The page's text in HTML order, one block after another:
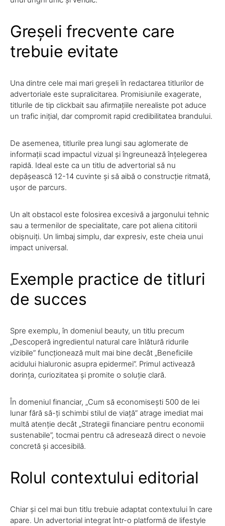
Greșeli frecvente care
trebuie evitate
Una dintre cele mai mari greșeli în redactarea titlurilor de
advertoriale este supralicitarea. Promisiunile exagerate,
titlurile de tip clickbait sau afirmațiile nerealiste pot aduce
un trafic inițial, dar compromit rapid credibilitatea brandului.
De asemenea, titlurile prea lungi sau aglomerate de
informații scad impactul vizual și îngreunează înțelegerea
rapidă. Ideal este ca un titlu de advertorial să nu
depășească 12-14 cuvinte și să aibă o construcție ritmată,
ușor de parcurs.
Un alt obstacol este folosirea excesivă a jargonului tehnic
sau a termenilor de specialitate, care pot aliena cititorii
obișnuiți. Un limbaj simplu, dar expresiv, este cheia unui
impact universal.
Exemple practice de titluri
de succes
Spre exemplu, în domeniul beauty, un titlu precum
„Descoperă ingredientul natural care înlătură ridurile
vizibile” funcționează mult mai bine decât „Beneficiile
acidului hialuronic asupra epidermei”. Primul activează
dorința, curiozitatea și promite o soluție clară.
În domeniul financiar, „Cum să economisești 500 de lei
lunar fără să-ți schimbi stilul de viață” atrage imediat mai
multă atenție decât „Strategii financiare pentru economii
sustenabile”, tocmai pentru că adresează direct o nevoie
concretă și accesibilă.
Rolul contextului editorial
Chiar și cel mai bun titlu trebuie adaptat contextului în care
apare. Un advertorial integrat într-o platformă de lifestyle